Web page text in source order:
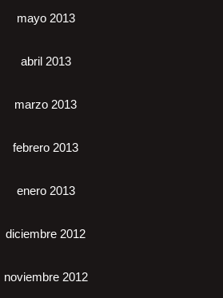
mayo 2013
abril 2013
marzo 2013
febrero 2013
enero 2013
diciembre 2012
noviembre 2012